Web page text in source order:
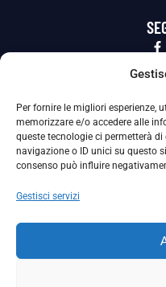
Per fornire le migliori esperienze,
memorizzare e/o accedere alle
queste tecnologie ci permetterà
navigazione o ID unici su questo
consenso può influire
Gestisci servizi
Privacy Policy
La Società ha nominato il Responsabile della
adottate dalla nostra
Per
La Società ha inoltre adottato un